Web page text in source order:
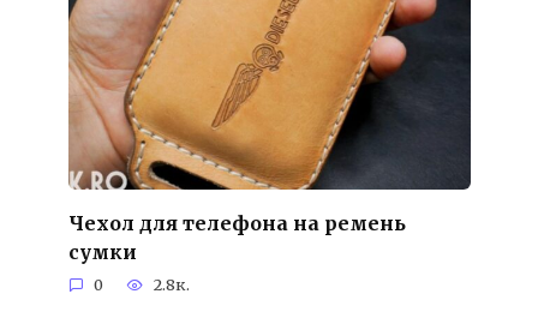
Чехол для телефона на ремень
сумки
0 2.8к.